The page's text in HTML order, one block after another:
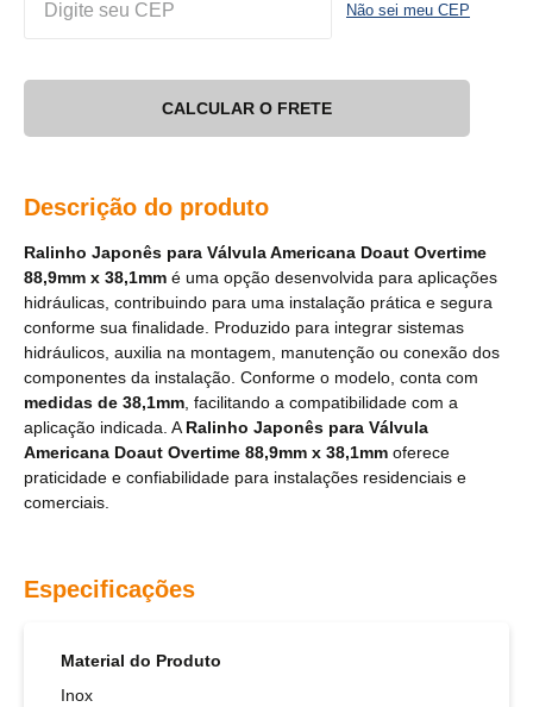
Não sei meu CEP
CALCULAR O FRETE
Descrição do produto
Ralinho Japonês para Válvula Americana Doaut Overtime
88,9mm x 38,1mm é uma opção desenvolvida para aplicações
hidráulicas, contribuindo para uma instalação prática e segura
conforme sua finalidade. Produzido para integrar sistemas
hidráulicos, auxilia na montagem, manutenção ou conexão dos
componentes da instalação. Conforme o modelo, conta com
medidas de 38,1mm , facilitando a compatibilidade com a
aplicação indicada. A Ralinho Japonês para Válvula
Americana Doaut Overtime 88,9mm x 38,1mm oferece
praticidade e confiabilidade para instalações residenciais e
comerciais.
Especificações
Material do Produto
Inox